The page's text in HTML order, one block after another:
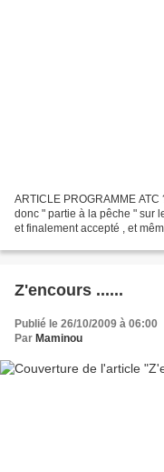
ARTICLE PROGRAMME
donc " partie à la pêche " sur
et finalement accepté , et
Z'encours ......
Publié le 26/10/2009 à 06:00
Par Maminou